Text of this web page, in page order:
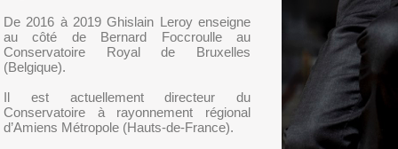
De 2016 à 2019 Ghislain Leroy enseigne
au côté de Bernard Foccroulle au
Conservatoire Royal de Bruxelles
(Belgique).
Il est actuellement directeur du
Conservatoire à rayonnement régional
d’Amiens Métropole (Hauts-de-France).